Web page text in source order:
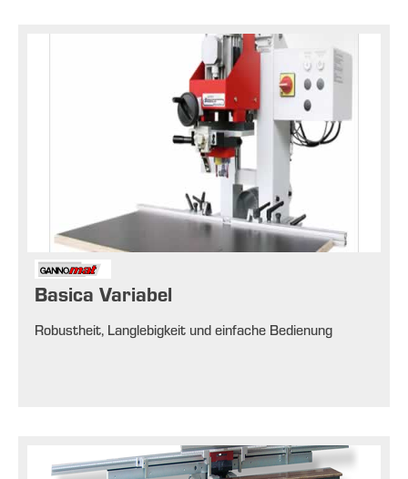
Basica Variabel
Robustheit, Langlebigkeit und einfache Bedienung